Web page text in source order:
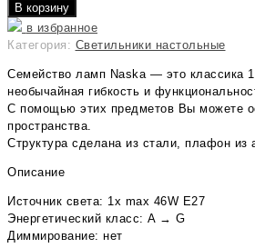
В корзину
в избранное
Категория: Светильники настольные
Семейство ламп Naska — это классика
необычайная гибкость и
С помощью этих предметов Вы можете
пространства.
Структура сделана из стали, плафон из
Описание
Источник света: 1x max 46W E27
Энергетический класс: A → G
Диммирование: нет